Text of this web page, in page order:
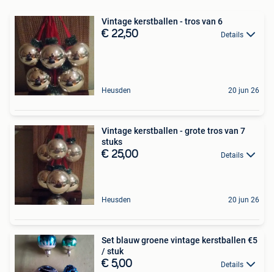
Vintage kerstballen - tros van 6
€ 22,50 Details
Heusden 20 jun 26
Vintage kerstballen - grote tros van 7
stuks
€ 25,00 Details
Heusden 20 jun 26
Set blauw groene vintage kerstballen €5
/ stuk
€ 5,00 Details